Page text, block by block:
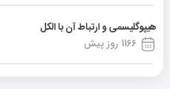
هیپوگلیسمی و ارتباط آن با الکل
1166 روز پیش